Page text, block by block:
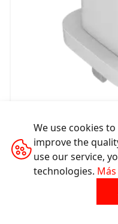
Cargador de pared
CNS-CUW65ACC-UK
We use cookies
improve the
use our service,
technologies.